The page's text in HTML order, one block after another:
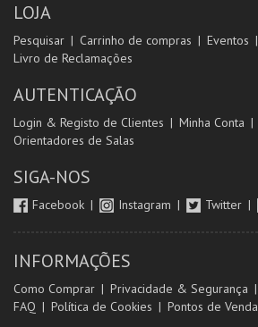
LOJA
Pesquisar Carrinho de compras Eventos
Livro de Reclamações
AUTENTICAÇÃO
Login & Registo de Clientes Minha Conta
Orientadores de Salas
SIGA-NOS
Facebook Instagram Twitter
INFORMAÇÕES
Como Comprar Privacidade & Segurança
FAQ
Política de Cookies Pontos de Venda